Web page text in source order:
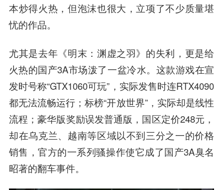
本炒得火热，但泡沫也很大，立项了不少质量堪
忧的作品。
尤其是去年《明末：渊虚之羽》的失利，更是给
火热的国产3A市场泼了一盆冷水。这款游戏在宣
发时号称“GTX1060可玩”，实际发售时连RTX4090
都无法流畅运行；标榜“开放世界”，实际却是线性
流程；豪华版奖励误发普通版，国区定价248元，
却在乌克兰、越南等区域以不到三分之一的价格
销售，官方的一系列骚操作使它成了国产3A臭名
昭著的翻车事件。